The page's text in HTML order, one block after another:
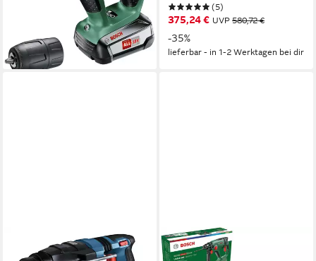
174,99 €
lieferbar - in 1-2 Werktagen bei dir
136
(5)
375,24 € UVP 580,72 €
-35%
lieferbar - in 1-2 Werktagen bei dir